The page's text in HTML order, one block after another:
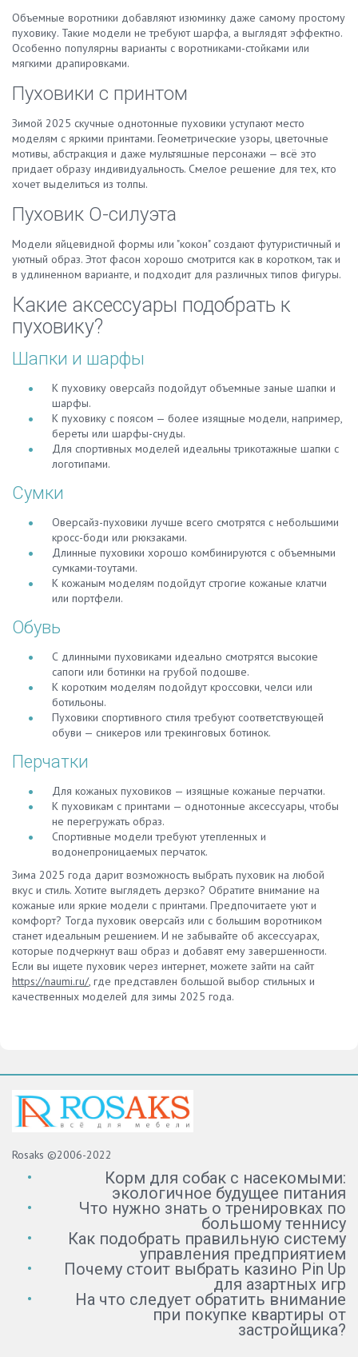
Объемные воротники добавляют изюминку даже самому простому
пуховику. Такие модели не требуют шарфа, а выглядят эффектно.
Особенно популярны варианты с воротниками-стойками или
мягкими драпировками.
Пуховики с принтом
Зимой 2025 скучные однотонные пуховики уступают место
моделям с яркими принтами. Геометрические узоры, цветочные
мотивы, абстракция и даже мультяшные персонажи — всё это
придает образу индивидуальность. Смелое решение для тех, кто
хочет выделиться из толпы.
Пуховик О-силуэта
Модели яйцевидной формы или "кокон" создают футуристичный и
уютный образ. Этот фасон хорошо смотрится как в коротком, так и
в удлиненном варианте, и подходит для различных типов фигуры.
Какие аксессуары подобрать к
пуховику?
Шапки и шарфы
К пуховику оверсайз подойдут объемные заные шапки и
шарфы.
К пуховику с поясом — более изящные модели, например,
береты или шарфы-снуды.
Для спортивных моделей идеальны трикотажные шапки с
логотипами.
Сумки
Оверсайз-пуховики лучше всего смотрятся с небольшими
кросс-боди или рюкзаками.
Длинные пуховики хорошо комбинируются с объемными
сумками-тоутами.
К кожаным моделям подойдут строгие кожаные клатчи
или портфели.
Обувь
С длинными пуховиками идеально смотрятся высокие
сапоги или ботинки на грубой подошве.
К коротким моделям подойдут кроссовки, челси или
ботильоны.
Пуховики спортивного стиля требуют соответствующей
обуви — сникеров или трекинговых ботинок.
Перчатки
Для кожаных пуховиков — изящные кожаные перчатки.
К пуховикам с принтами — однотонные аксессуары, чтобы
не перегружать образ.
Спортивные модели требуют утепленных и
водонепроницаемых перчаток.
Зима 2025 года дарит возможность выбрать пуховик на любой
вкус и стиль. Хотите выглядеть дерзко? Обратите внимание на
кожаные или яркие модели с принтами. Предпочитаете уют и
комфорт? Тогда пуховик оверсайз или с большим воротником
станет идеальным решением. И не забывайте об аксессуарах,
которые подчеркнут ваш образ и добавят ему завершенности.
Если вы ищете пуховик через интернет, можете зайти на сайт
https://naumi.ru/, где представлен большой выбор стильных и
качественных моделей для зимы 2025 года.
Rosaks ©2006-2022
Корм для собак с насекомыми:
экологичное будущее питания
Что нужно знать о тренировках по
большому теннису
Как подобрать правильную систему
управления предприятием
Почему стоит выбрать казино Pin Up
для азартных игр
На что следует обратить внимание
при покупке квартиры от
застройщика?